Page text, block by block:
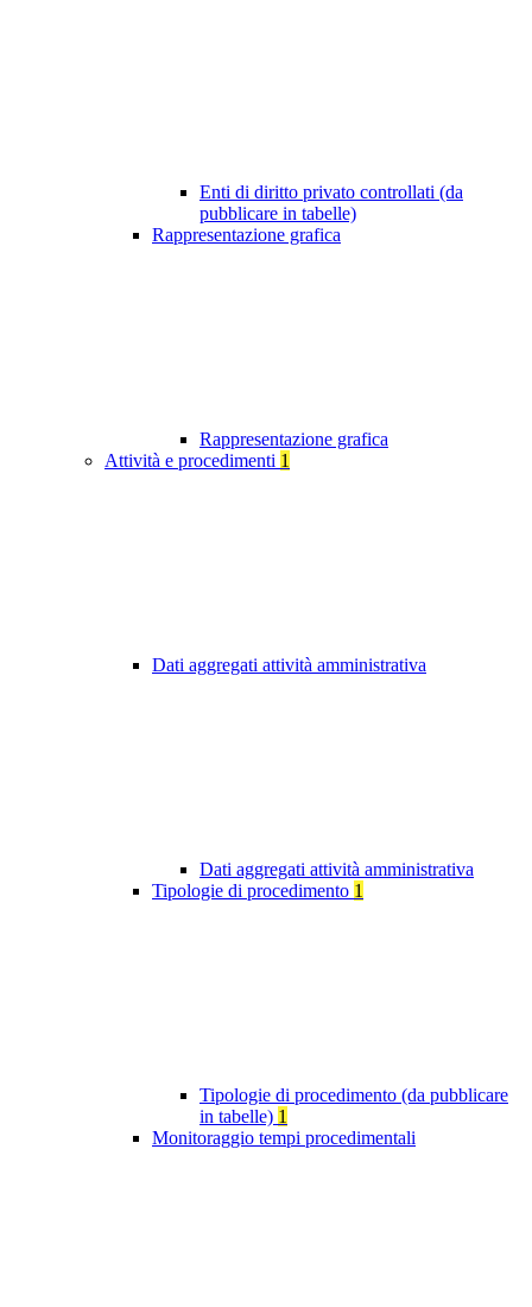
Enti di diritto privato controllati (da
pubblicare in tabelle)
Rappresentazione grafica
Rappresentazione grafica
Attività e procedimenti 1
Dati aggregati attività amministrativa
Dati aggregati attività amministrativa
Tipologie di procedimento 1
Tipologie di procedimento (da pubblicare
in tabelle) 1
Monitoraggio tempi procedimentali